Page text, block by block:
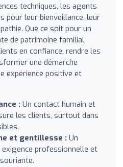
techniques, les agents
pour leur bienveillance, leur
Que ce soit pour un
de patrimoine familial,
en confiance, rendre les
une démarche
expérience positive et
: Un contact humain et
les clients, surtout dans
et gentillesse : Un
professionnelle et